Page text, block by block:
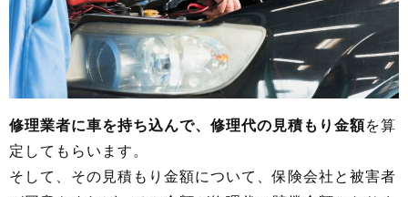
修理業者に車を持ち込んで、修理代の見積もり金額を算
定してもらいます。
そして、その見積もり金額について、保険会社と被害者